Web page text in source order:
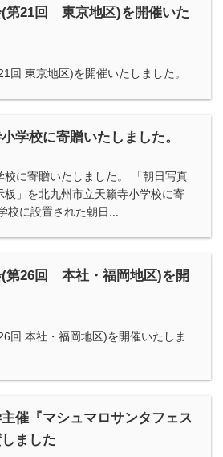
第21回 東京地区)を開催いた
回 東京地区)を開催いたしました。
学校に寄贈いたしました。
校に寄贈いたしました。 「朝日写真
板」を北九州市立天籟寺小学校に寄
校に設置された朝日...
第26回 本社・福岡地区)を開
回 本社・福岡地区)を開催いたしま
催『マシュマロサンタフェス
ました